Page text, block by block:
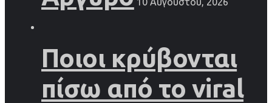
Ποιοι κρύβονται
πίσω από το viral